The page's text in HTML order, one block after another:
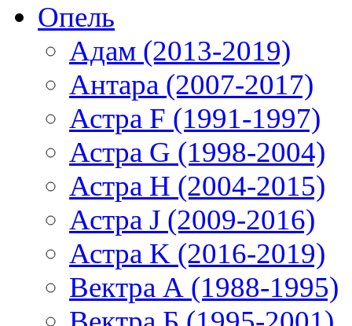
Опель
Адам (2013-2019)
Антара (2007-2017)
Астра F (1991-1997)
Астра G (1998-2004)
Астра H (2004-2015)
Астра J (2009-2016)
Астра K (2016-2019)
Вектра А (1988-1995)